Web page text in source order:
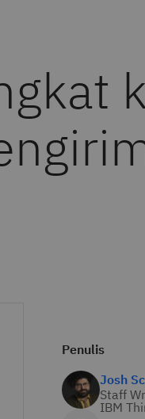
Penulis
Josh
Staff
IBM